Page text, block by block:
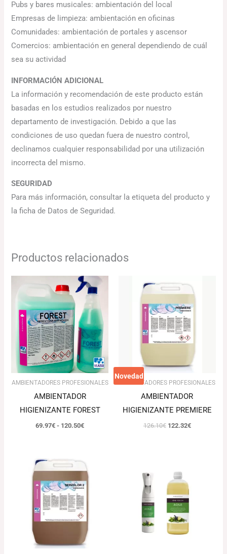
Pubs y bares musicales: ambientación del local
Empresas de limpieza: ambientación en oficinas
Comunidades: ambientación de portales y ascensor
Comercios: ambientación en general dependiendo de cuál
sea su actividad
INFORMACIÓN ADICIONAL
La información y recomendación de este producto están
basadas en los estudios realizados por nuestro
departamento de investigación. Debido a que las
condiciones de uso quedan fuera de nuestro control,
declinamos cualquier responsabilidad por una utilización
incorrecta del mismo.
SEGURIDAD
Para más información, consultar la etiqueta del producto y
la ficha de Datos de Seguridad.
Productos relacionados
AMBIENTADORES PROFESIONALES
AMBIENTADOR
HIGIENIZANTE FOREST
69.97€ - 120.50€
Rango
de
precios:
desde
69.97€
hasta
120.50€
Novedad
AMBIENTADORES PROFESIONALES
AMBIENTADOR
HIGIENIZANTE PREMIERE
126.10€
precio
era:
126.10€.
122.32€
precio
actual
es:
122.32€.
precio
original
era:
109.93€.
precio
actual
es:
106.63€.